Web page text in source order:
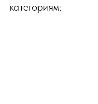
категориям: